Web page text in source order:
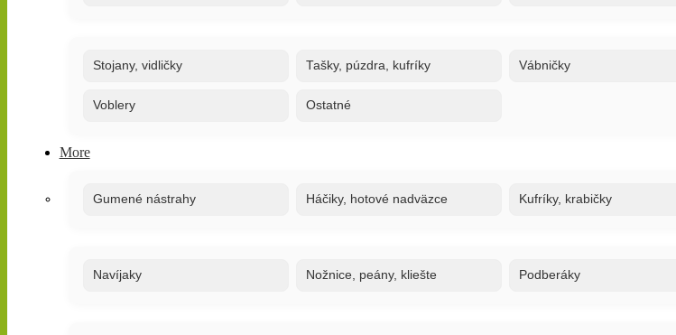
Stojany, vidličky Tašky, púzdra, kufríky Vábničky
Voblery Ostatné
More
Gumené nástrahy Háčiky, hotové nadväzce Kufríky, krabičky
Navíjaky Nožnice, peány, kliešte Podberáky